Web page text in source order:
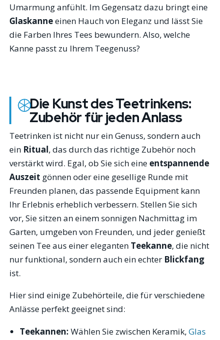
Umarmung anfühlt. Im Gegensatz dazu bringt eine
Glaskanneeinen Hauch von Eleganz und lässt Sie
die Farben Ihres Tees bewundern. Also, welche
Kanne passt zu Ihrem Teegenuss?
Die Kunst des Teetrinkens:
Zubehör für jeden Anlass
Teetrinken ist nicht nur ein Genuss, sondern auch
ein Ritual, das durch das richtige Zubehör noch
verstärkt wird. Egal, ob Sie sich eine entspannende
Auszeit gönnen oder eine gesellige Runde mit
Freunden planen, das passende Equipment kann
Ihr Erlebnis erheblich verbessern. Stellen Sie sich
vor, Sie sitzen an einem sonnigen Nachmittag im
Garten, umgeben von Freunden, und jeder genießt
seinen Tee aus einer eleganten Teekanne, die nicht
nur funktional, sondern auch ein echter Blickfang
ist.
Hier sind einige Zubehörteile, die für verschiedene
Anlässe perfekt geeignet sind:
Teekannen: Wählen Sie zwischen Keramik, Glas